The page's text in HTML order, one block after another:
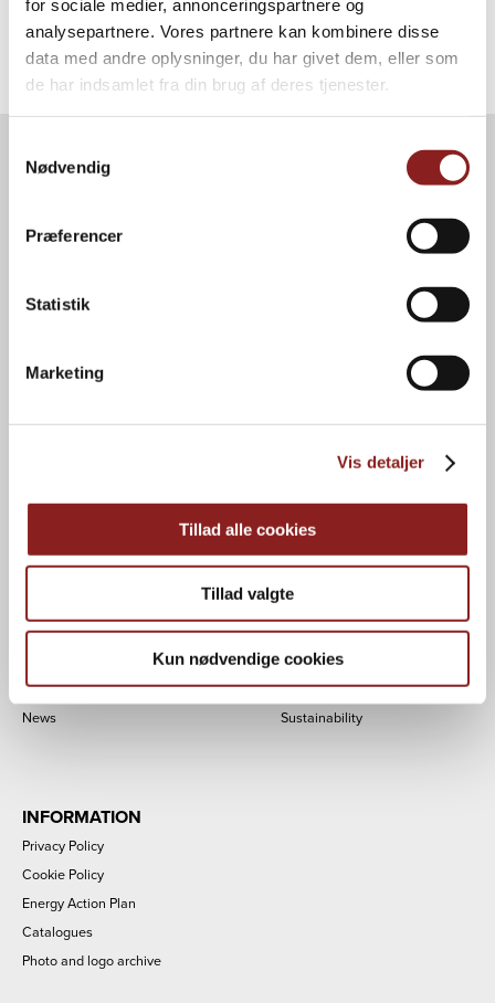
for sociale medier, annonceringspartnere og
analysepartnere. Vores partnere kan kombinere disse
data med andre oplysninger, du har givet dem, eller som
de har indsamlet fra din brug af deres tjenester.
Nødvendig
Præferencer
Statistik
Marketing
Vis detaljer
Tillad alle cookies
Tillad valgte
Kun nødvendige cookies
Herredsvej 30 A
CVR no.: 54664028
NAVIGATION
Professional
Brands
News
Quality
About us
Career
Contact
Sustainability
INFORMATION
Privacy Policy
Cookie Policy
Energy Action Plan
Catalogues
Photo and logo archive